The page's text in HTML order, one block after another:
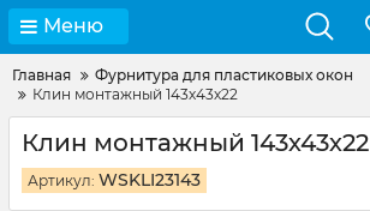
Меню
Главная
Фурнитура для пластиковых окон
Клин монтажный 143х43х22
Клин монтажный 143х43х22
Артикул: WSKLI23143